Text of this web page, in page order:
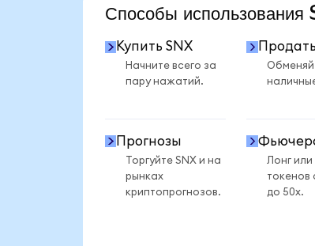
Способы
Купить SNX
Начните всего за
пару нажатий.
Прогнозы
Торгуйте SNX и на
рынках
криптопрогнозов.
Лонг
токенов
до 50x.